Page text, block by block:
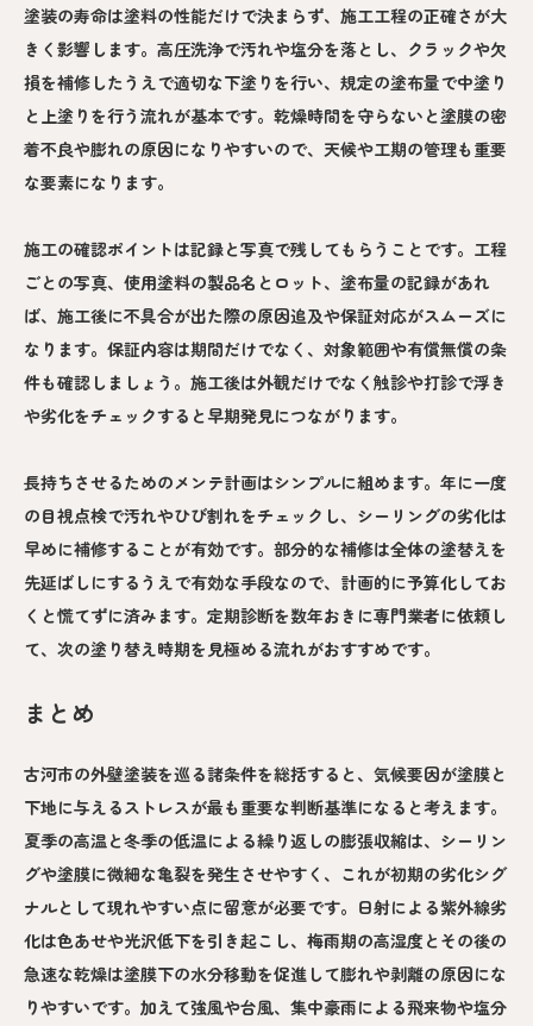
塗装の寿命は塗料の性能だけで決まらず、施工工程の正確さが大
きく影響します。高圧洗浄で汚れや塩分を落とし、クラックや欠
損を補修したうえで適切な下塗りを行い、規定の塗布量で中塗り
と上塗りを行う流れが基本です。乾燥時間を守らないと塗膜の密
着不良や膨れの原因になりやすいので、天候や工期の管理も重要
な要素になります。
施工の確認ポイントは記録と写真で残してもらうことです。工程
ごとの写真、使用塗料の製品名とロット、塗布量の記録があれ
ば、施工後に不具合が出た際の原因追及や保証対応がスムーズに
なります。保証内容は期間だけでなく、対象範囲や有償無償の条
件も確認しましょう。施工後は外観だけでなく触診や打診で浮き
や劣化をチェックすると早期発見につながります。
長持ちさせるためのメンテ計画はシンプルに組めます。年に一度
の目視点検で汚れやひび割れをチェックし、シーリングの劣化は
早めに補修することが有効です。部分的な補修は全体の塗替えを
先延ばしにするうえで有効な手段なので、計画的に予算化してお
くと慌てずに済みます。定期診断を数年おきに専門業者に依頼し
て、次の塗り替え時期を見極める流れがおすすめです。
まとめ
古河市の外壁塗装を巡る諸条件を総括すると、気候要因が塗膜と
下地に与えるストレスが最も重要な判断基準になると考えます。
夏季の高温と冬季の低温による繰り返しの膨張収縮は、シーリン
グや塗膜に微細な亀裂を発生させやすく、これが初期の劣化シグ
ナルとして現れやすい点に留意が必要です。日射による紫外線劣
化は色あせや光沢低下を引き起こし、梅雨期の高湿度とその後の
急速な乾燥は塗膜下の水分移動を促進して膨れや剥離の原因にな
りやすいです。加えて強風や台風、集中豪雨による飛来物や塩分